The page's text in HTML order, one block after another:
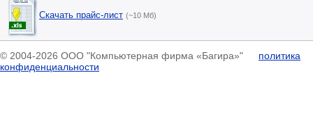
Скачать прайс-лист (~10 Мб)
© 2004-2026 ООО "Компьютерная фирма «Багира»" политика
конфиденциальности